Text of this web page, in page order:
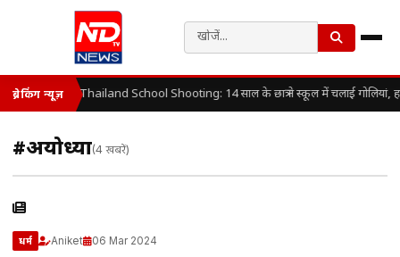
ब्रेकिंग न्यूज़ Thailand School Shooting: 14 साल के छात्र ने स्कूल में चलाई गोलियां,
#अयोध्‍या(4 खबरें)
धर्म Aniket 06 Mar 2024